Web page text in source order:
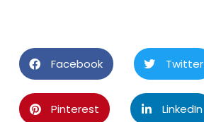
Facebook Twitter
Pinterest LinkedIn